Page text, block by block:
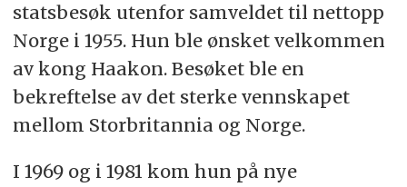
statsbesøk utenfor samveldet til nettopp
Norge i 1955. Hun ble ønsket velkommen
av kong Haakon. Besøket ble en
bekreftelse av det sterke vennskapet
mellom Storbritannia og Norge.
I 1969 og i 1981 kom hun på nye